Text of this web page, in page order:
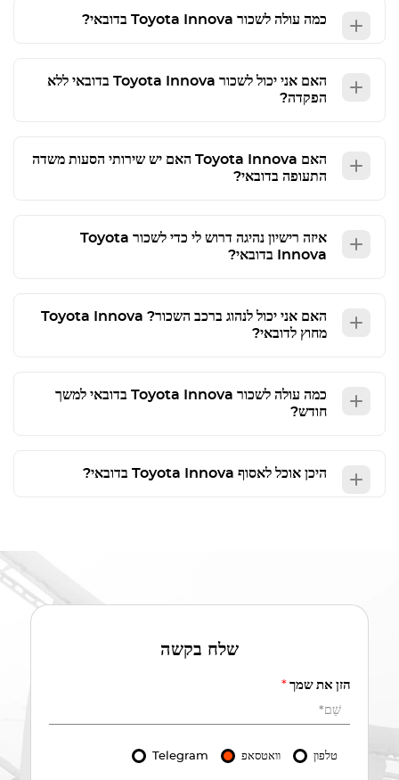
כמה עולה לשכור Toyota Innova בדובאי?
האם אני יכול לשכור Toyota Innova בדובאי ללא
הפקדה?
האם Toyota Innova האם יש שירותי הסעות משדה
התעופה בדובאי?
איזה רישיון נהיגה דרוש לי כדי לשכור Toyota
Innova
בדובאי?
האם אני יכול לנהוג ברכב השכור? Toyota Innova
מחוץ לדובאי?
כמה עולה לשכור Toyota Innova בדובאי למשך
חודש?
היכן אוכל לאסוף Toyota Innova בדובאי?
שלח בקשה
הזן את שמך*
טלפון וואטסאפ Telegram